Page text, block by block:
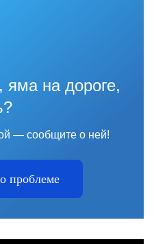
яма на дороге,
— сообщите о ней!
проблеме